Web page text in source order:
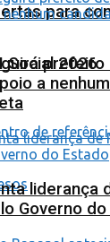
para
Social 2026
prefeito
a
liderança
Governo